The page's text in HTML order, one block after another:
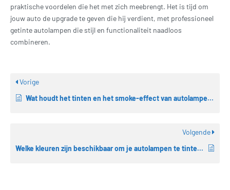
praktische voordelen die het met zich meebrengt. Het is tijd om
jouw auto de upgrade te geven die hij verdient, met professioneel
getinte autolampen die stijl en functionaliteit naadloos
combineren.
Vorige
Wat houdt het tinten en het smoke-effect van autolampen in?
Volgende
Welke kleuren zijn beschikbaar om je autolampen te tinten?